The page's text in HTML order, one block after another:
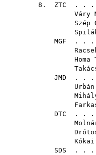
8. ZTC . . .
Váry
Szép
MGF . . .
JMD . . .
DTC . . .
SDS . . .